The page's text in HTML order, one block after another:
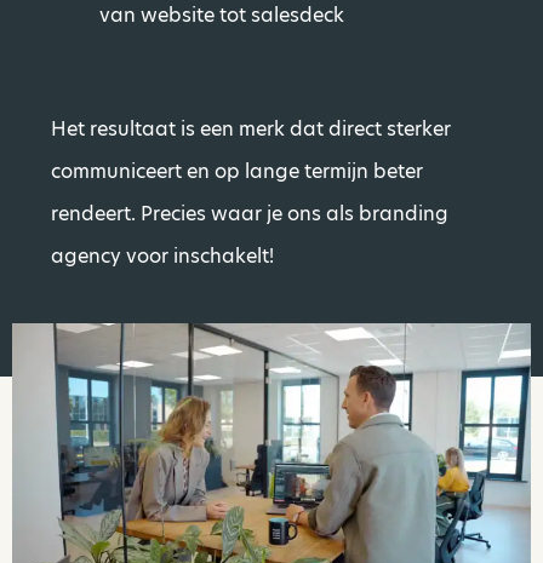
van website tot salesdeck
Het resultaat is een merk dat direct sterker
communiceert en op lange termijn beter
rendeert. Precies waar je ons als branding
agency voor inschakelt!